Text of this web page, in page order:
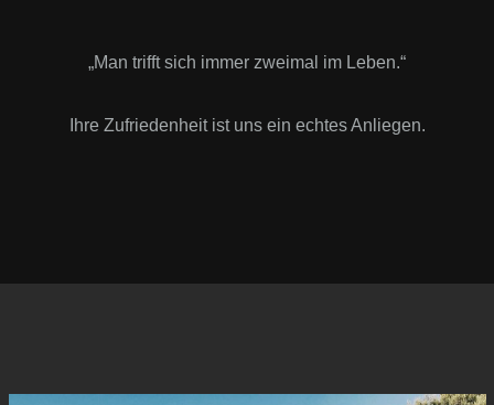
„Man trifft sich immer zweimal im Leben.“
Ihre Zufriedenheit ist uns ein echtes Anliegen.